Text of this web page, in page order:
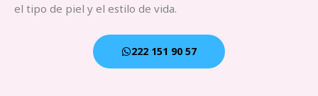
el tipo de piel y el estilo de vida.
222 151 90 57